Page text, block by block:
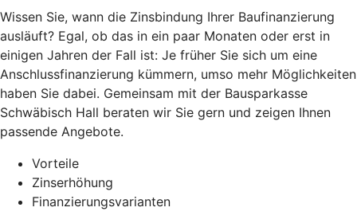
Wissen Sie, wann die Zinsbindung Ihrer Baufinanzierung
ausläuft? Egal, ob das in ein paar Monaten oder erst in
einigen Jahren der Fall ist: Je früher Sie sich um eine
Anschlussfinanzierung kümmern, umso mehr Möglichkeiten
haben Sie dabei. Gemeinsam mit der Bausparkasse
Schwäbisch Hall beraten wir Sie gern und zeigen Ihnen
passende Angebote.
Vorteile
Zinserhöhung
Finanzierungsvarianten